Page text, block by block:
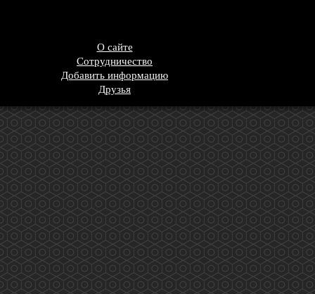
О сайте
Сотрудничество
Добавить информацию
Друзья